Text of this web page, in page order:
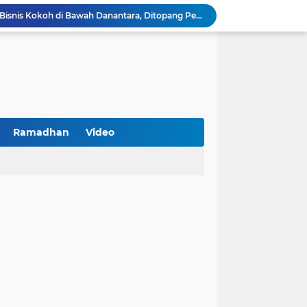
BNI Catat Fundamental Bisnis Kokoh di Bawah Danantara, Ditopang Pertumbuhan Kredit dan Kualitas Aset
Jakarta Raih Digital Excellence Awards 2026
Borong Prestasi, Satlantas Polres Sampang Dinobatkan Terbaik II Input Data Digital Semester 1/2026
Ramadhan Video